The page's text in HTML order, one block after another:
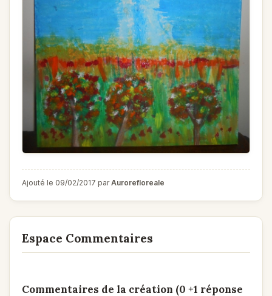
Ajouté le 09/02/2017 parAurorefloreale
Espace Commentaires
Commentaires de la création (0 +1 réponse